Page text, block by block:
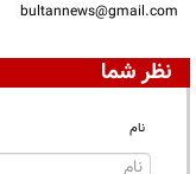
bultannews@gmail.com
نظر شما
نام